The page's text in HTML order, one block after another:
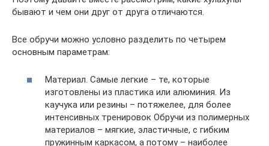
бывают и чем они друг от друга отличаются.
Все обручи можно условно разделить по четырем
основным параметрам:
Материал. Самые легкие – те, которые
изготовлены из пластика или алюминия. Из
каучука или резины – потяжелее, для более
интенсивных тренировок Обручи из полимерных
материалов – мягкие, эластичные, с гибким
пружинным каркасом, а потому – наиболее